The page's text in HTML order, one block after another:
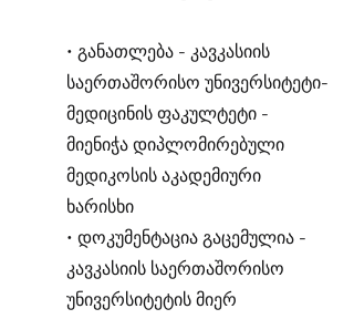
• განათლება - კავკასიის
საერთაშორისო უნივერსიტეტი-
მედიცინის ფაკულტეტი -
მიენიჭა დიპლომირებული
მედიკოსის აკადემიური
ხარისხი
• დოკუმენტაცია გაცემულია -
კავკასიის საერთაშორისო
უნივერსიტეტის მიერ